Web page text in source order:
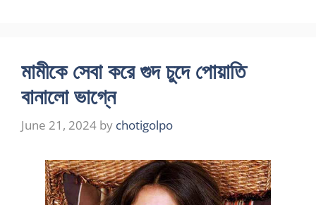
মামীকে সেবা করে গুদ চুদে পোয়াতি
বানালো ভাগ্নে
June 21, 2024 by chotigolpo